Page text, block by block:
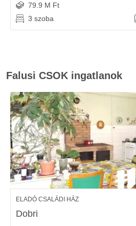
79.9 M Ft
3 szoba
Falusi CSOK ingatlanok
ELADÓ CSALÁDI HÁZ
Dobri